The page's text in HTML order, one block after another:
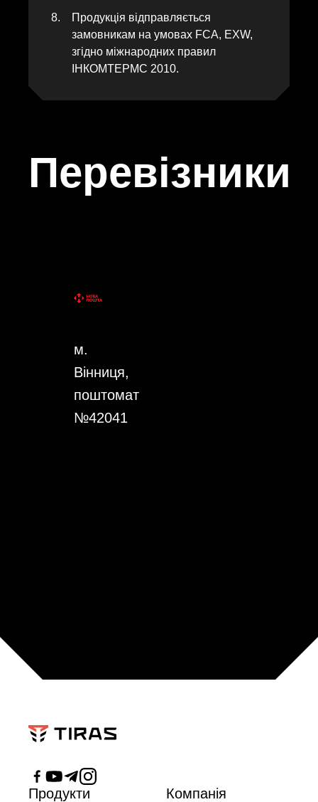
Продукція відправляється
замовникам на умовах FCA, EXW,
згідно міжнародних правил
ІНКОМТЕРМС 2010.
Перевізники
м.
Вінниця,
поштомат
№42041
Продукти Компанія